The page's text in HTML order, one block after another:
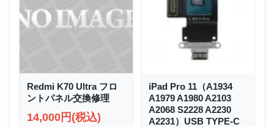
Redmi K70 Ultra フロ
ントパネル交換修理
14,000円(税込)
iPad Pro 11（A1934
A1979 A1980 A2103
A2068 S2228 A2230
A2231）USB TYPE-C